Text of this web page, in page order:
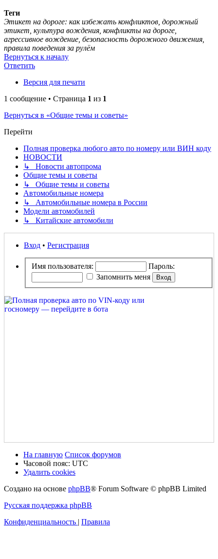
Теги
Этикет на дороге: как избежать конфликтов, дорожный
этикет, культура вождения, конфликты на дороге,
агрессивное вождение, безопасность дорожного движения,
правила поведения за рулём
Вернуться к началу
Ответить
Версия для печати
1 сообщение • Страница 1 из 1
Вернуться в «Общие темы и советы»
Перейти
Полная проверка любого авто по номеру или ВИН коду
НОВОСТИ
↳ Новости автопрома
Общие темы и советы
↳ Общие темы и советы
Автомобильные номера
↳ Автомобильные номера в России
Модели автомобилей
↳ Китайские автомобили
Вход • Регистрация
Имя пользователя:
Пароль:
Запомнить меня
На главную Список форумов
Часовой пояс: UTC
Удалить cookies
Создано на основе phpBB® Forum Software © phpBB Limited
Русская поддержка phpBB
Конфиденциальность | Правила